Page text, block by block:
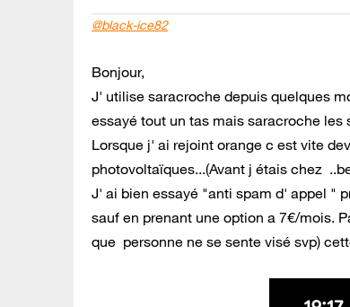
@black-ice82
Bonjour,
J' utilise saracroche depuis quelques
essayé tout un tas mais saracroche les
Lorsque j' ai rejoint orange c est vite
photovoltaïques...(Avant j étais chez
J' ai bien essayé "anti spam d' appel "
sauf en prenant une option a 7€/mois.
que personne ne se sente visé svp)